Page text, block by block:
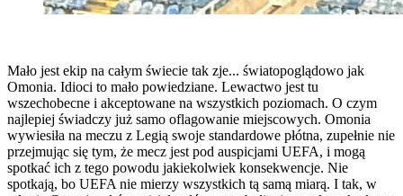
Mało jest ekip na całym świecie tak zje... światopoglądowo jak
Omonia. Idioci to mało powiedziane. Lewactwo jest tu
wszechobecne i akceptowane na wszystkich poziomach. O czym
najlepiej świadczy już samo oflagowanie miejscowych. Omonia
wywiesiła na meczu z Legią swoje standardowe płótna, zupełnie nie
przejmując się tym, że mecz jest pod auspicjami UEFA, i mogą
spotkać ich z tego powodu jakiekolwiek konsekwencje. Nie
spotkają, bo UEFA nie mierzy wszystkich tą samą miarą. I tak, w